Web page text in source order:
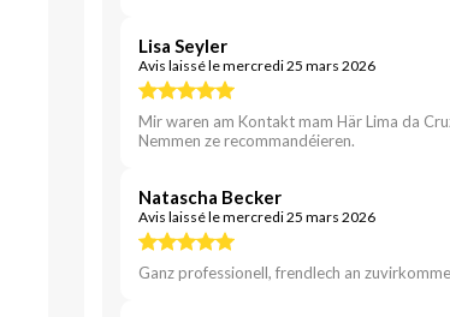
Lisa Seyler
Avis laissé le mercredi 25 mars 2026
Mir waren am Kontakt mam Här Lima da
Nemmen ze recommandéieren.
Natascha Becker
Avis laissé le mercredi 25 mars 2026
Ganz professionell, frendlech an